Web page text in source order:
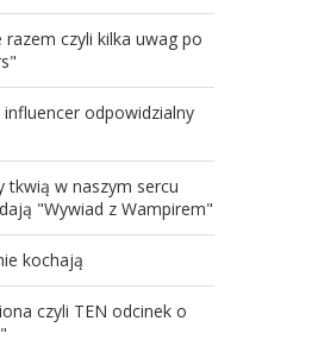
czyli kilka uwag po
odpowidzialny
tkwią w naszym sercu
"Wywiad z Wampirem"
kochają
czyli TEN odcinek o